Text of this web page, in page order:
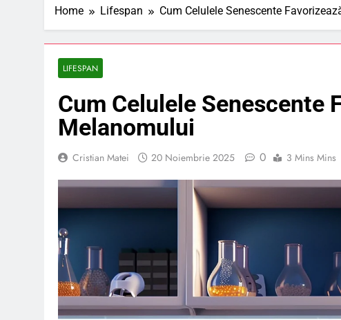
Home Lifespan Cum Celulele Senescente
LIFESPAN
Cum Celulele Senescente
Melanomului
Cristian Matei 20 Noiembrie 2025 0 3 Mins Mins